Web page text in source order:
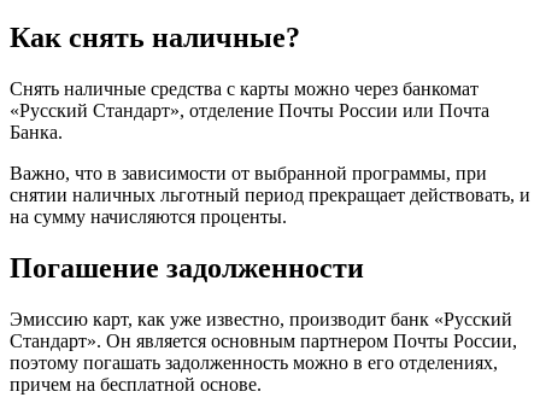
Как снять наличные?
Снять наличные средства с карты можно через банкомат
«Русский Стандарт», отделение Почты России или Почта
Банка.
Важно, что в зависимости от выбранной программы, при
снятии наличных льготный период прекращает действовать, и
на сумму начисляются проценты.
Погашение задолженности
Эмиссию карт, как уже известно, производит банк «Русский
Стандарт». Он является основным партнером Почты России,
поэтому погашать задолженность можно в его отделениях,
причем на бесплатной основе.